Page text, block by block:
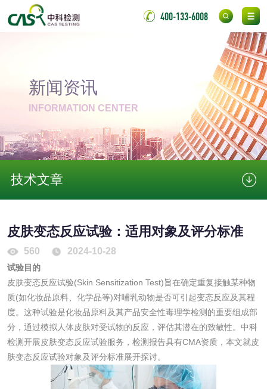
400-133-6008
新闻资讯
INFORMATION CENTER
技术文章
皮肤变态反应试验：适用对象及评分标准
560 2024-10-28
试验目的
皮肤变态反应试验(Skin Sensitization Test)旨在确定重复接触某种物
质(如化妆品原料、化学品等)对哺乳动物是否可引起变态反应及其程
度。这种试验是化妆品原料及其产品安全性毒理学检测的重要组成部
分，通过模拟人体皮肤对受试物的反应，评估其潜在的致敏性。中科
检测开展皮肤变态反应试验服务，检测报告具有CMA资质，本文就皮
肤变态反应试验对象及评分标准展开探讨。
镀膜抗菌玻璃检测
防霉检测 霉菌污染分析
微生物检测
化妆品
化妆品毒理试验 化妆品毒理测试